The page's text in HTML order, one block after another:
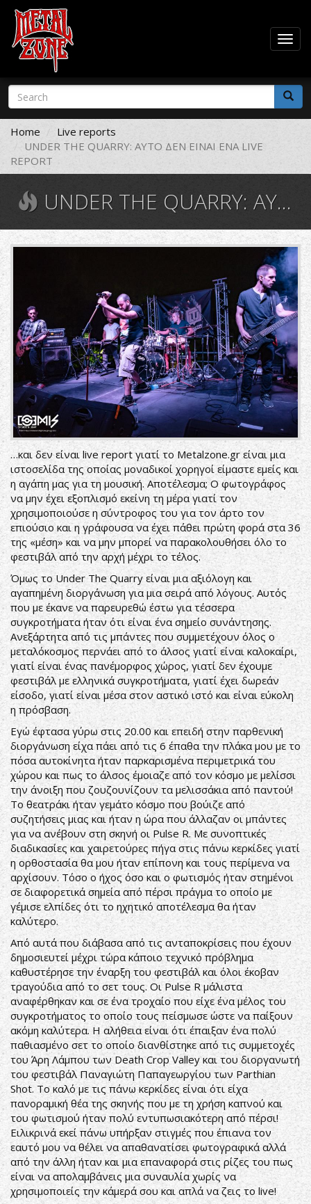
Skip
main
content
Search
form
Search
Home
Live reports
UNDER THE QUARRY: ΑΥΤΟ ΔΕΝ ΕΙΝΑΙ ΕΝΑ LIVE
REPORT
UNDER THE QUARRY: ΑΥΤΟ ΔΕΝ ΕΙΝΑΙ ΕΝΑ LIVE REPORT
…και δεν είναι live report γιατί το Metalzone.gr είναι μια
ιστοσελίδα της οποίας μοναδικοί χορηγοί είμαστε εμείς και
η αγάπη μας για τη μουσική. Αποτέλεσμα; Ο φωτογράφος
να μην έχει εξοπλισμό εκείνη τη μέρα γιατί τον
χρησιμοποιούσε η σύντροφος του για τον άρτο τον
επιούσιο και η γράφουσα να έχει πάθει πρώτη φορά στα 36
της «μέση» και να μην μπορεί να παρακολουθήσει όλο το
φεστιβάλ από την αρχή μέχρι το τέλος.
Όμως το Under The Quarry είναι μια αξιόλογη και
αγαπημένη διοργάνωση για μια σειρά από λόγους. Αυτός
που με έκανε να παρευρεθώ έστω για τέσσερα
συγκροτήματα ήταν ότι είναι ένα σημείο συνάντησης.
Ανεξάρτητα από τις μπάντες που συμμετέχουν όλος ο
μεταλόκοσμος περνάει από το άλσος γιατί είναι καλοκαίρι,
γιατί είναι ένας πανέμορφος χώρος, γιατί δεν έχουμε
φεστιβάλ με ελληνικά συγκροτήματα, γιατί έχει δωρεάν
είσοδο, γιατί είναι μέσα στον αστικό ιστό και είναι εύκολη
η πρόσβαση.
Εγώ έφτασα γύρω στις 20.00 και επειδή στην παρθενική
διοργάνωση είχα πάει από τις 6 έπαθα την πλάκα μου με το
πόσα αυτοκίνητα ήταν παρκαρισμένα περιμετρικά του
χώρου και πως το άλσος έμοιαζε από τον κόσμο με μελίσσι
την άνοιξη που ζουζουνίζουν τα μελισσάκια από παντού!
Το θεατράκι ήταν γεμάτο κόσμο που βούιζε από
συζητήσεις μιας και ήταν η ώρα που άλλαζαν οι μπάντες
για να ανέβουν στη σκηνή οι Pulse R. Με συνοπτικές
διαδικασίες και χαιρετούρες πήγα στις πάνω κερκίδες γιατί
η ορθοστασία θα μου ήταν επίπονη και τους περίμενα να
αρχίσουν. Τόσο ο ήχος όσο και ο φωτισμός ήταν στημένοι
σε διαφορετικά σημεία από πέρσι πράγμα το οποίο με
γέμισε ελπίδες ότι το ηχητικό αποτέλεσμα θα ήταν
καλύτερο.
Από αυτά που διάβασα από τις ανταποκρίσεις που έχουν
δημοσιευτεί μέχρι τώρα κάποιο τεχνικό πρόβλημα
καθυστέρησε την έναρξη του φεστιβάλ και όλοι έκοβαν
τραγούδια από το σετ τους. Οι Pulse R μάλιστα
αναφέρθηκαν και σε ένα τροχαίο που είχε ένα μέλος του
συγκροτήματος το οποίο τους πείσμωσε ώστε να παίξουν
ακόμη καλύτερα. Η αλήθεια είναι ότι έπαιξαν ένα πολύ
παθιασμένο σετ το οποίο διανθίστηκε από τις συμμετοχές
του Άρη Λάμπου των Death Crop Valley και του διοργανωτή
του φεστιβάλ Παναγιώτη Παπαγεωργίου των Parthian
Shot. Το καλό με τις πάνω κερκίδες είναι ότι είχα
πανοραμική θέα της σκηνής που με τη χρήση καπνού και
του φωτισμού ήταν πολύ εντυπωσιακότερη από πέρσι!
Ειλικρινά εκεί πάνω υπήρξαν στιγμές που έπιανα τον
εαυτό μου να θέλει να απαθανατίσει φωτογραφικά αλλά
από την άλλη ήταν και μια επαναφορά στις ρίζες του πως
είναι να απολαμβάνεις μια συναυλία χωρίς να
χρησιμοποιείς την κάμερά σου και απλά να ζεις το live!